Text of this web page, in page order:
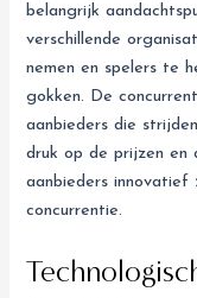
belangrijk
verschillende
nemen en spelers te
gokken. De
aanbieders die
druk op de prijzen en
aanbieders innovatief
concurrentie.